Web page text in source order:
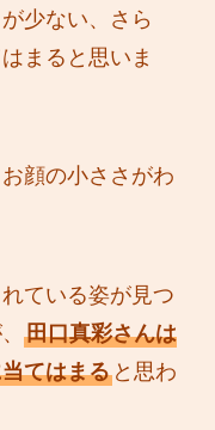
少ない、さら
まると思いま
顔の小ささがわ
ている姿が見つ
田口真彩さんは
てはまると思わ